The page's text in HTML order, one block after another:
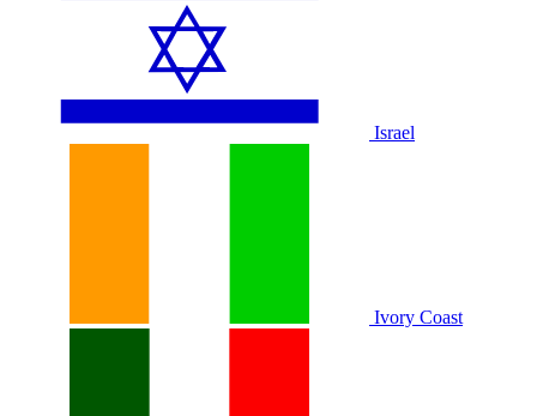
Israel
Ivory Coast